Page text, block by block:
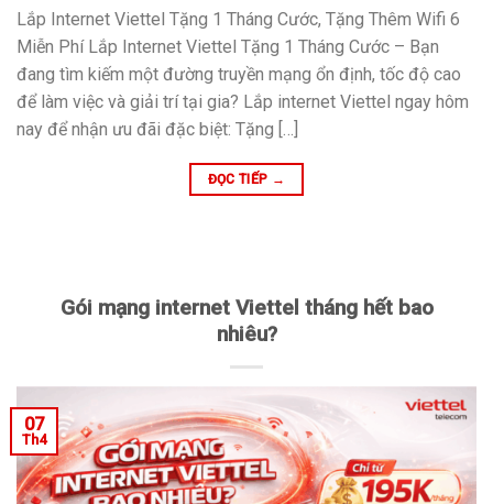
Lắp Internet Viettel Tặng 1 Tháng Cước, Tặng Thêm Wifi 6
Miễn Phí Lắp Internet Viettel Tặng 1 Tháng Cước – Bạn
đang tìm kiếm một đường truyền mạng ổn định, tốc độ cao
để làm việc và giải trí tại gia? Lắp internet Viettel ngay hôm
nay để nhận ưu đãi đặc biệt: Tặng […]
ĐỌC TIẾP →
Gói mạng internet Viettel tháng hết bao
nhiêu?
07
Th4